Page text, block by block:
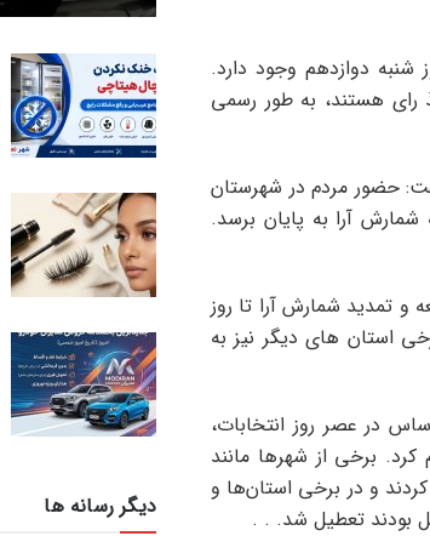
دوازدهم وجود دارد.
رای هستند، به طور رسمی
حضور مردم در شهرستان
آرا به پایان برسد.
و تمدید شمارش آرا تا روز
استان های دیگر نیز به
اساس در عصر روز انتخابات،
برخی از شهرها مانند
و در برخی استان‌ها و
بودند تعطیل شد. . .
دیگر رسانه ها